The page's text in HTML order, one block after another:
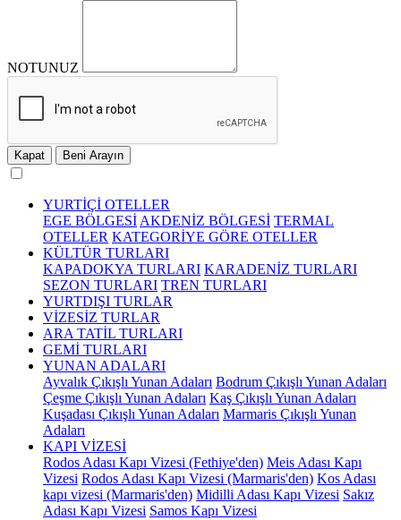
NOTUNUZ
Kapat Beni Arayın
YURTİÇİ OTELLER
EGE BÖLGESİ AKDENİZ BÖLGESİ TERMAL
OTELLER KATEGORİYE GÖRE OTELLER
KÜLTÜR TURLARI
KAPADOKYA TURLARI KARADENİZ TURLARI
SEZON TURLARI TREN TURLARI
YURTDIŞI TURLAR
VİZESİZ TURLAR
ARA TATİL TURLARI
GEMİ TURLARI
YUNAN ADALARI
Ayvalık Çıkışlı Yunan Adaları Bodrum Çıkışlı Yunan Adaları
Çeşme Çıkışlı Yunan Adaları Kaş Çıkışlı Yunan Adaları
Kuşadası Çıkışlı Yunan Adaları Marmaris Çıkışlı Yunan
Adaları
KAPI VİZESİ
Rodos Adası Kapı Vizesi (Fethiye'den) Meis Adası Kapı
Vizesi Rodos Adası Kapı Vizesi (Marmaris'den) Kos Adası
kapı vizesi (Marmaris'den) Midilli Adası Kapı Vizesi Sakız
Adası Kapı Vizesi Samos Kapı Vizesi